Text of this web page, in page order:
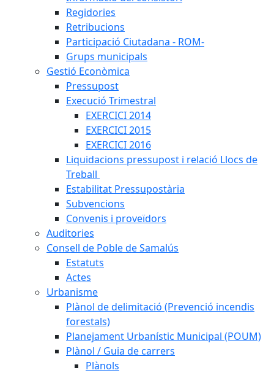
Regidories
Retribucions
Participació Ciutadana - ROM-
Grups municipals
Gestió Econòmica
Pressupost
Execució Trimestral
EXERCICI 2014
EXERCICI 2015
EXERCICI 2016
Liquidacions pressupost i relació Llocs de
Treball
Estabilitat Pressupostària
Subvencions
Convenis i proveïdors
Auditories
Consell de Poble de Samalús
Estatuts
Actes
Urbanisme
Plànol de delimitació (Prevenció incendis
forestals)
Planejament Urbanístic Municipal (POUM)
Plànol / Guia de carrers
Plànols